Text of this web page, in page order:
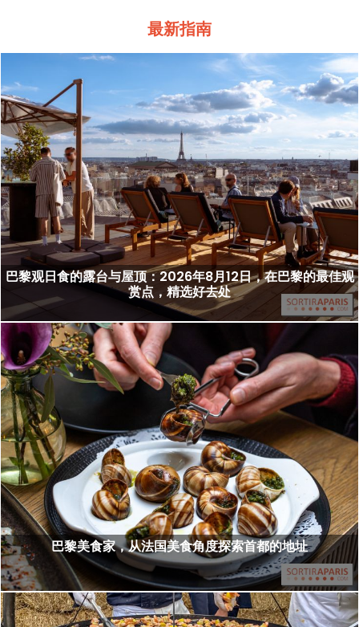
最新指南
巴黎观日食的露台与屋顶：2026年8月12日，在巴黎的最佳观
赏点，精选好去处
巴黎美食家，从法国美食角度探索首都的地址